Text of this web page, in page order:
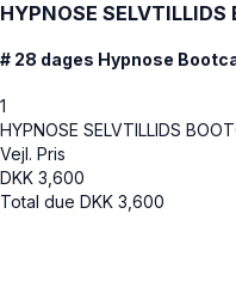
HYPNOSE SELVTILLIDS
# 28 dages Hypnose
1
HYPNOSE SELVTILLIDS
Vejl. Pris
DKK 3,600
Total due DKK 3,600